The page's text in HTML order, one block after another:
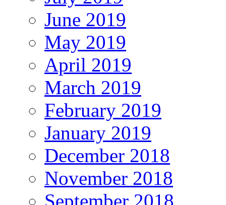
June 2019
May 2019
April 2019
March 2019
February 2019
January 2019
December 2018
November 2018
September 2018